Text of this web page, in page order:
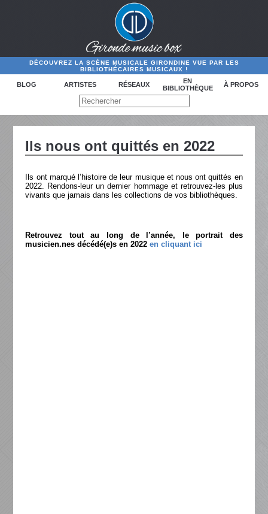
DÉCOUVREZ LA SCÈNE MUSICALE GIRONDINE VUE PAR LES
BIBLIOTHÉCAIRES MUSICAUX !
BLOG ARTISTES RÉSEAUX
EN
BIBLIOTHÈQUE
À PROPOS
Ils nous ont quittés en 2022
Ils ont marqué l’histoire de leur musique et nous ont quittés en
2022. Rendons-leur un dernier hommage et retrouvez-les plus
vivants que jamais dans les collections de vos bibliothèques.
Retrouvez tout au long de l’année, le portrait des
musicien.nes décédé(e)s en 2022en cliquant ici